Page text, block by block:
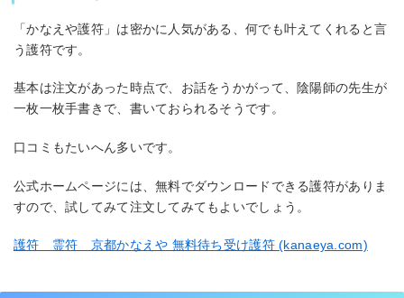
「かなえや護符」は密かに人気がある、何でも叶えてくれると言
う護符です。
基本は注文があった時点で、お話をうかがって、陰陽師の先生が
一枚一枚手書きで、書いておられるそうです。
口コミもたいへん多いです。
公式ホームページには、無料でダウンロードできる護符がありま
すので、試してみて注文してみてもよいでしょう。
護符 霊符 京都かなえや 無料待ち受け護符 (kanaeya.com)